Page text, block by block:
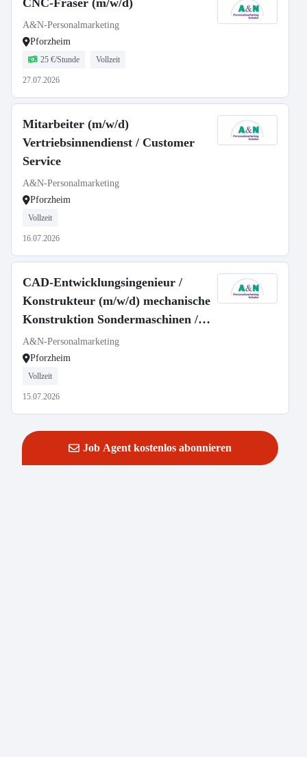
CNC-Fräser (m/w/d)
A&N-Personalmarketing
Pforzheim
25 €/Stunde Vollzeit
27.07.2026
Mitarbeiter (m/w/d)
Vertriebsinnendienst / Customer
Service
A&N-Personalmarketing
Pforzheim
Vollzeit
16.07.2026
CAD-Entwicklungsingenieur /
Konstrukteur (m/w/d) mechanische
Konstruktion Sondermaschinen /
verfahrenstechnischer
Sonderanlagenbau
A&N-Personalmarketing
Pforzheim
Vollzeit
15.07.2026
Job Agent kostenlos abonnieren